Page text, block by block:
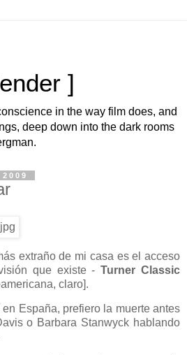
]
in the way film does, and
deep down into the dark rooms
extraño de mi casa es el acceso
que existe -Turner Classic
claro].
España, prefiero la muerte antes
o Barbara Stanwyck hablando